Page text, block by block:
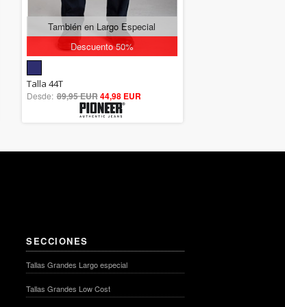
Descuento 50%
También en Largo Especial
out of 5
Talla 44T
Desde: 89,95 EUR44,98 EUR
SECCIONES
Tallas Grandes Largo especial
Tallas Grandes Low Cost